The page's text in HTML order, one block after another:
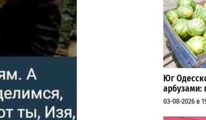
Юг
арбузами:
03-08-2026 в